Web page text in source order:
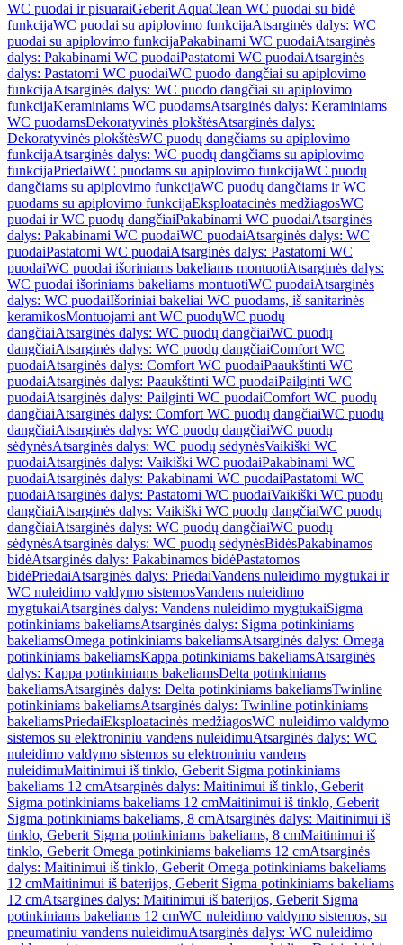
WC puodai ir pisuaraiGeberit AquaClean WC puodai su bidė
funkcijaWC puodai su apiplovimo funkcijaAtsarginės dalys: WC
puodai su apiplovimo funkcijaPakabinami WC puodaiAtsarginės
dalys: Pakabinami WC puodaiPastatomi WC puodaiAtsarginės
dalys: Pastatomi WC puodaiWC puodo dangčiai su apiplovimo
funkcijaAtsarginės dalys: WC puodo dangčiai su apiplovimo
funkcijaKeraminiams WC puodamsAtsarginės dalys: Keraminiams
WC puodamsDekoratyvinės plokštėsAtsarginės dalys:
Dekoratyvinės plokštėsWC puodų dangčiams su apiplovimo
funkcijaAtsarginės dalys: WC puodų dangčiams su apiplovimo
funkcijaPriedaiWC puodams su apiplovimo funkcijaWC puodų
dangčiams su apiplovimo funkcijaWC puodų dangčiams ir WC
puodams su apiplovimo funkcijaEksploatacinės medžiagosWC
puodai ir WC puodų dangčiaiPakabinami WC puodaiAtsarginės
dalys: Pakabinami WC puodaiWC puodaiAtsarginės dalys: WC
puodaiPastatomi WC puodaiAtsarginės dalys: Pastatomi WC
puodaiWC puodai išoriniams bakeliams montuotiAtsarginės dalys:
WC puodai išoriniams bakeliams montuotiWC puodaiAtsarginės
dalys: WC puodaiIšoriniai bakeliai WC puodams, iš sanitarinės
keramikosMontuojami ant WC puodųWC puodų
dangčiaiAtsarginės dalys: WC puodų dangčiaiWC puodų
dangčiaiAtsarginės dalys: WC puodų dangčiaiComfort WC
puodaiAtsarginės dalys: Comfort WC puodaiPaaukštinti WC
puodaiAtsarginės dalys: Paaukštinti WC puodaiPailginti WC
puodaiAtsarginės dalys: Pailginti WC puodaiComfort WC puodų
dangčiaiAtsarginės dalys: Comfort WC puodų dangčiaiWC puodų
dangčiaiAtsarginės dalys: WC puodų dangčiaiWC puodų
sėdynėsAtsarginės dalys: WC puodų sėdynėsVaikiški WC
puodaiAtsarginės dalys: Vaikiški WC puodaiPakabinami WC
puodaiAtsarginės dalys: Pakabinami WC puodaiPastatomi WC
puodaiAtsarginės dalys: Pastatomi WC puodaiVaikiški WC puodų
dangčiaiAtsarginės dalys: Vaikiški WC puodų dangčiaiWC puodų
dangčiaiAtsarginės dalys: WC puodų dangčiaiWC puodų
sėdynėsAtsarginės dalys: WC puodų sėdynėsBidėsPakabinamos
bidėAtsarginės dalys: Pakabinamos bidėPastatomos
bidėPriedaiAtsarginės dalys: PriedaiVandens nuleidimo mygtukai ir
WC nuleidimo valdymo sistemosVandens nuleidimo
mygtukaiAtsarginės dalys: Vandens nuleidimo mygtukaiSigma
potinkiniams bakeliamsAtsarginės dalys: Sigma potinkiniams
bakeliamsOmega potinkiniams bakeliamsAtsarginės dalys: Omega
potinkiniams bakeliamsKappa potinkiniams bakeliamsAtsarginės
dalys: Kappa potinkiniams bakeliamsDelta potinkiniams
bakeliamsAtsarginės dalys: Delta potinkiniams bakeliamsTwinline
potinkiniams bakeliamsAtsarginės dalys: Twinline potinkiniams
bakeliamsPriedaiEksploatacinės medžiagosWC nuleidimo valdymo
sistemos su elektroniniu vandens nuleidimuAtsarginės dalys: WC
nuleidimo valdymo sistemos su elektroniniu vandens
nuleidimuMaitinimui iš tinklo, Geberit Sigma potinkiniams
bakeliams 12 cmAtsarginės dalys: Maitinimui iš tinklo, Geberit
Sigma potinkiniams bakeliams 12 cmMaitinimui iš tinklo, Geberit
Sigma potinkiniams bakeliams, 8 cmAtsarginės dalys: Maitinimui iš
tinklo, Geberit Sigma potinkiniams bakeliams, 8 cmMaitinimui iš
tinklo, Geberit Omega potinkiniams bakeliams 12 cmAtsarginės
dalys: Maitinimui iš tinklo, Geberit Omega potinkiniams bakeliams
12 cmMaitinimui iš baterijos, Geberit Sigma potinkiniams bakeliams
12 cmAtsarginės dalys: Maitinimui iš baterijos, Geberit Sigma
potinkiniams bakeliams 12 cmWC nuleidimo valdymo sistemos, su
pneumatiniu vandens nuleidimuAtsarginės dalys: WC nuleidimo